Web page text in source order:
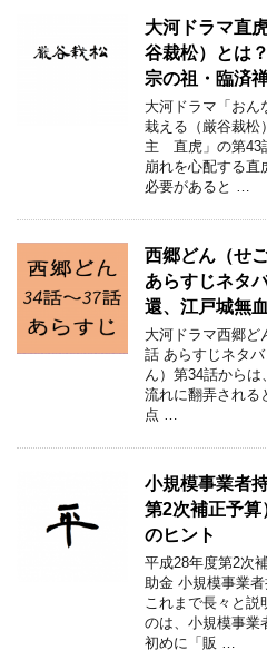
大河ドラマ直
谷裁松）とは
宗の祖・臨済
大河ドラマ「お
栽える（厳谷裁松
主 直虎」の第43
崩れを心配する直
必要があると …
西郷どん（せ
あらすじネタ
還、江戸城無
大河ドラマ西郷ど
話 あらすじネタ
ん）第34話から
流れに翻弄される
点 …
小規模事業者
第2次補正予算
のヒント
平成28年度第2次
助金 小規模事業者
これまで長々と説
のは、小規模事業
初めに「販 …